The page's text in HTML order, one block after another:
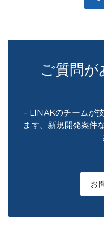
ご質問が
- LINAKのチームが
ます。新規開発案件
お